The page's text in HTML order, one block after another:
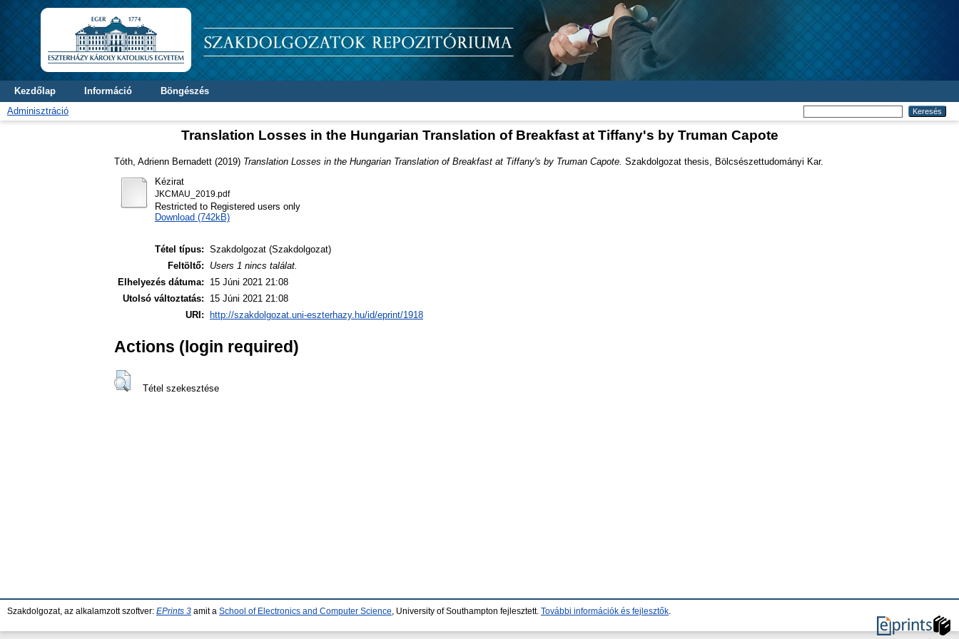
Kezdőlap Információ
Böngészés
Adminisztráció
Translation Losses in the Hungarian Translation of Breakfast at Tiffany's by Truman Capote
Tóth, Adrienn Bernadett (2019) Translation Losses in the Hungarian Translation of Breakfast at Tiffany's by Truman Capote. Szakdolgozat thesis, Bölcsészettudományi Kar.
Kézirat
JKCMAU_2019.pdf
Restricted to Registered users only
Download (742kB)
Tétel típus: Szakdolgozat (Szakdolgozat)
Feltöltő:
Users 1 nincs találat.
Elhelyezés dátuma:
15 Júni 2021 21:08
Utolsó változtatás:
15 Júni 2021 21:08
URI:
http://szakdolgozat.uni-eszterhazy.hu/id/eprint/1918
Actions (login required)
Tétel szekesztése
Szakdolgozat, az alkalamzott szoftver: EPrints 3 amit a School of Electronics and Computer Science , University of Southampton fejlesztett. További információk és fejlesztők